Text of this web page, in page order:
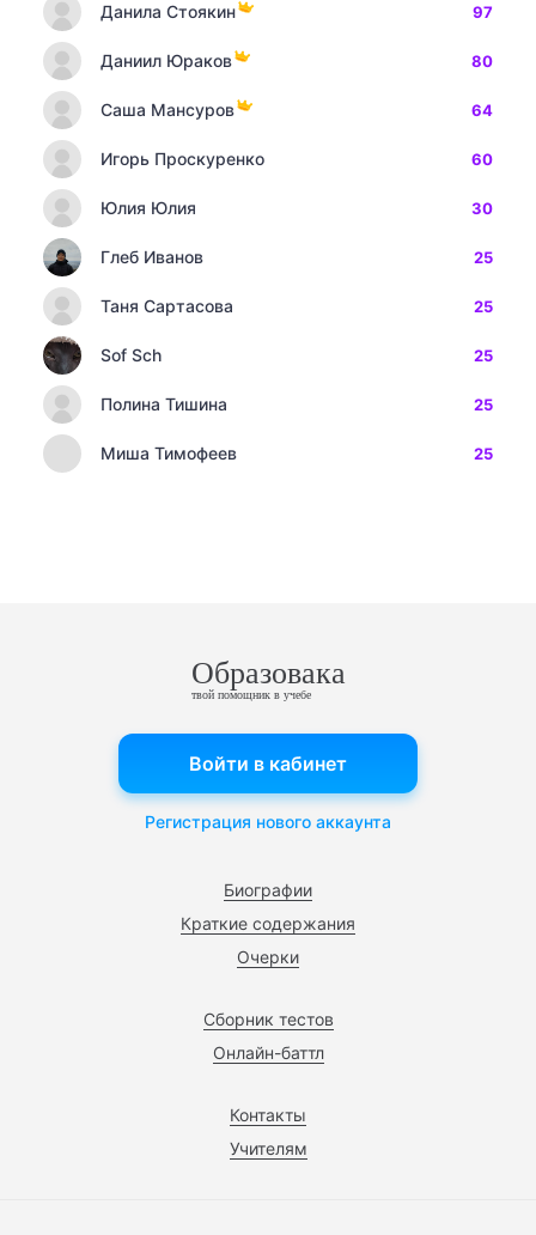
Данила Стоякин 97
Даниил Юраков 80
Саша Мансуров 64
Игорь Проскуренко 60
Юлия Юлия 30
Глеб Иванов 25
Таня Сартасова 25
Sof Sch 25
Полина Тишина 25
Миша Тимофеев 25
Образовака
твой помощник в учебе
Биографии
Краткие содержания
Очерки
Сборник тестов
Онлайн-баттл
Контакты
Учителям
Войти в кабинет
Регистрация нового аккаунта